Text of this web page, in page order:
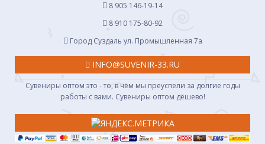
8 905 146-19-14
8 910 175-80-92
Город Суздаль ул. Промышленная 7a
INFO@SUVENIR-33.RU
Сувениры оптом это - то, в чём мы преуспели за долгие годы
работы с вами. Сувениры оптом дёшево!